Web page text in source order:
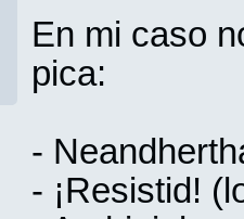
En mi caso
pica:
-
- ¡Resistid!